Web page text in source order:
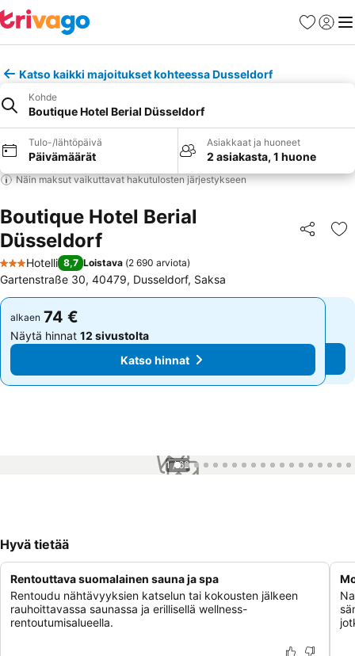
Suosikit
Katso kaikki majoitukset kohteessa Dusseldorf
Kohde
Boutique Hotel Berial Düsseldorf
Tulo-/lähtöpäivä
Päivämäärät
Asiakkaat ja huoneet
2 asiakasta, 1 huone
Näin maksut vaikuttavat hakutulosten järjestykseen
Boutique Hotel Berial
Düsseldorf
Jaa
3 Tähtiluokitus
Hotelli 8,7 Loistava (2 690 arviota)
Gartenstraße 30, 40479, Dusseldorf, Saksa
alkaen 74 €
Näytä hinnat 12 sivustolta
Katso hinnat
alkaen 74 €
Näytä hinnat 12 sivustolta
Katso hinnat
1 / 62
Hyvä tietää
Rentouttava suomalainen sauna ja spa
Rentoudu nähtävyyksien katselun tai kokousten jälkeen
rauhoittavassa saunassa ja erillisellä wellness-
rentoutumisalueella.